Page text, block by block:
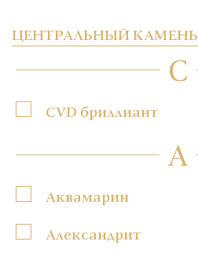
ЦЕНТРАЛЬНЫЙ КАМЕНЬ
C
CVD бриллиант
А
Аквамарин
Александрит